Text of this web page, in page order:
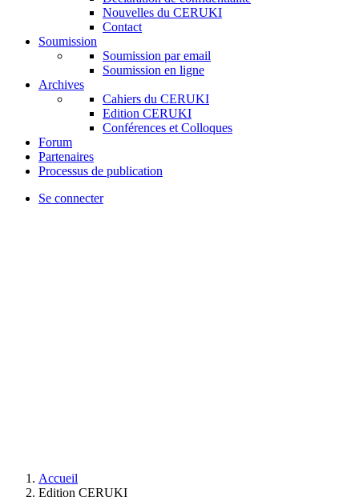
Nouvelles du CERUKI
Contact
Soumission
Soumission par email
Soumission en ligne
Archives
Cahiers du CERUKI
Edition CERUKI
Conférences et Colloques
Forum
Partenaires
Processus de publication
Se connecter
Accueil
Edition CERUKI